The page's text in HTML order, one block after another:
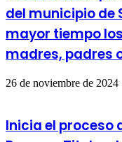
del municipio
mayor tiempo
madres, padres
26 de noviembre de 2024
Inicia el proceso